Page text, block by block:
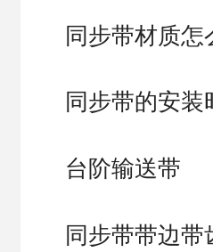
同步带材质怎
同步带的安
台阶输送带
同步带带边